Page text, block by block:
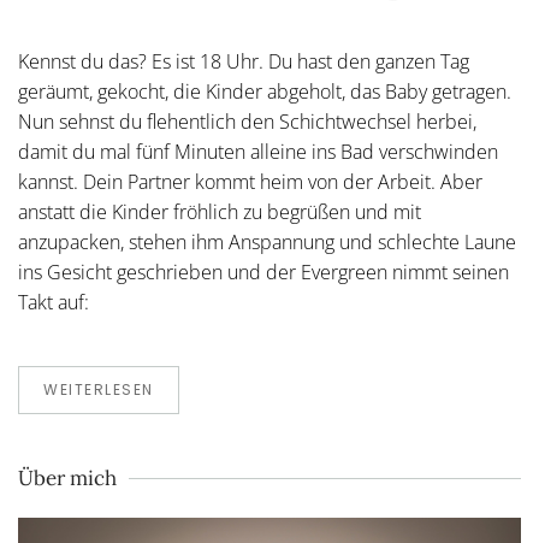
Kennst du das? Es ist 18 Uhr. Du hast den ganzen Tag
geräumt, gekocht, die Kinder abgeholt, das Baby getragen.
Nun sehnst du flehentlich den Schichtwechsel herbei,
damit du mal fünf Minuten alleine ins Bad verschwinden
kannst. Dein Partner kommt heim von der Arbeit. Aber
anstatt die Kinder fröhlich zu begrüßen und mit
anzupacken, stehen ihm Anspannung und schlechte Laune
ins Gesicht geschrieben und der Evergreen nimmt seinen
Takt auf:
WEITERLESEN
Über mich